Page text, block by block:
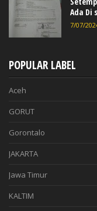
Ada Di
7/07/
POPULAR LABEL
Aceh
GORUT
Gorontalo
JAKARTA
Jawa Timur
KALTIM